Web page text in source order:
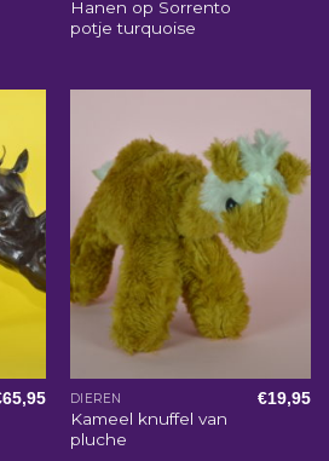
Hanen op Sorrento
potje turquoise
65,95 DIEREN
Kameel knuffel van
pluche
€19,95